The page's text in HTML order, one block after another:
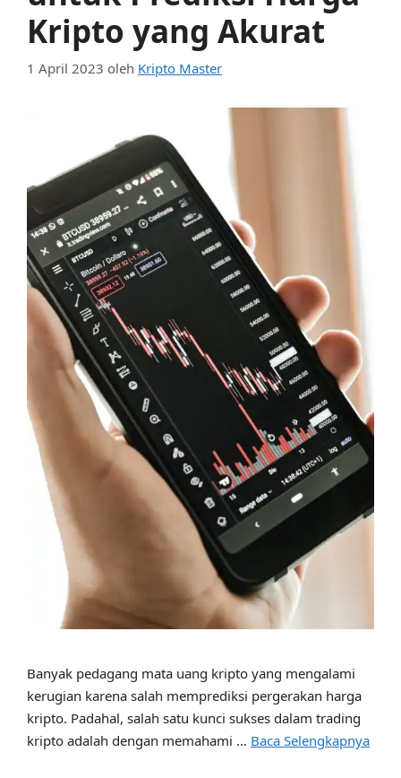
Kripto yang Akurat
1 April 2023 oleh Kripto Master
Banyak pedagang mata uang kripto yang mengalami
kerugian karena salah memprediksi pergerakan harga
kripto. Padahal, salah satu kunci sukses dalam trading
kripto adalah dengan memahami … Baca Selengkapnya